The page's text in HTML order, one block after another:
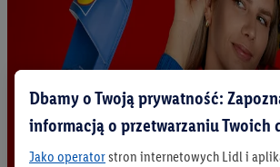
Dbamy o Twoją prywatność:
informacją o przetwarzaniu Twoich
Jako operatorstron internetowych Lidl i